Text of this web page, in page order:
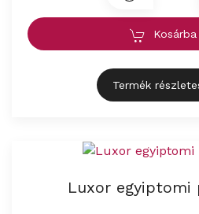
Termék
Luxor egyiptomi